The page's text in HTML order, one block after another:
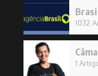
1032
1